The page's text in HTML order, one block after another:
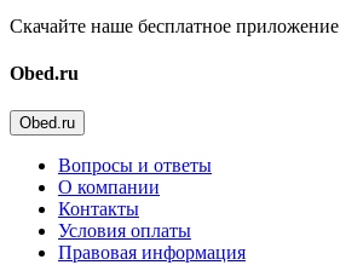
Скачайте наше бесплатное приложение
Obed.ru
Obed.ru
Вопросы и ответы
О компании
Контакты
Условия оплаты
Правовая информация